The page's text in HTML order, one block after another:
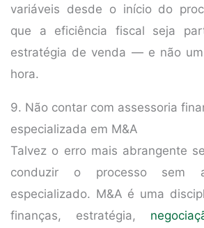
variáveis desde o início do
que a eficiência fiscal seja
estratégia de venda — e não
hora.
9. Não contar com assessoria
especializada em M&A
Talvez o erro mais abrangente
conduzir o processo sem
especializado. M&A é uma
finanças, estratégia,